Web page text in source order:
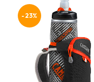
-23%